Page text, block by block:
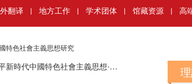
翻译 | 地方工作 | 学术团体 | 馆藏资源 | 高
特色社會主義思想研究
新時代中國特色社會主義思想·…